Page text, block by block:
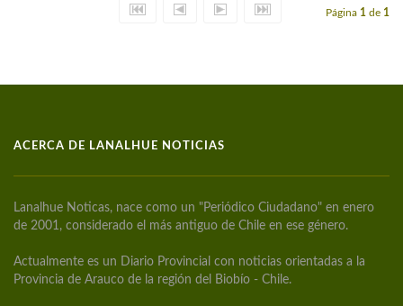
Página 1 de 1
ACERCA DE LANALHUE NOTICIAS
Lanalhue Noticas, nace como un "Periódico Ciudadano" en enero
de 2001, considerado el más antiguo de Chile en ese género.
Actualmente es un Diario Provincial con noticias orientadas a la
Provincia de Arauco de la región del Biobío - Chile.